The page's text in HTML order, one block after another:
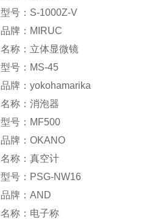
型号：S-1000Z-V
品牌：MIRUC
名称：立体显微镜
型号：MS-45
品牌：yokohamarika
名称：消泡器
型号：MF500
品牌：OKANO
名称：真空计
型号：PSG-NW16
品牌：AND
名称：电子称